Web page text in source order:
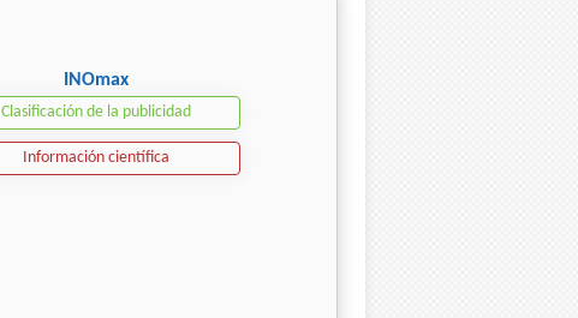
INOmax
Clasificación de la publicidad
Información científica